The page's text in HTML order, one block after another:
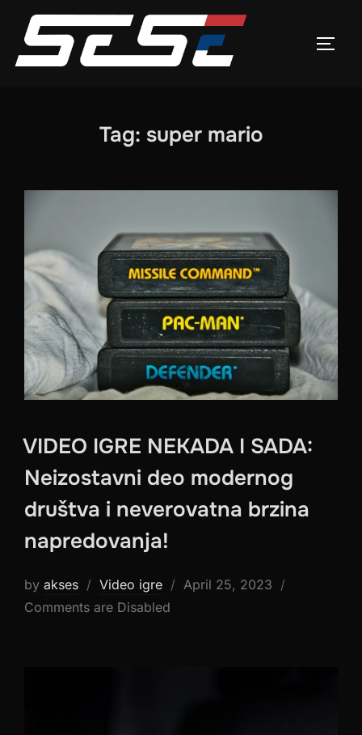
content
Tag: super mario
VIDEO IGRE NEKADA I SADA:
Neizostavni deo modernog
društva i neverovatna brzina
napredovanja!
by akses Video igre
Posted
April 25, 2023
Comments are Disabled